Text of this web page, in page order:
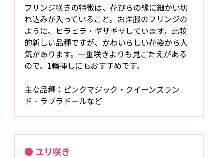
フリンジ咲きの特徴は、花びらの縁に細かい切
れ込みが入っていること。お洋服のフリンジの
ように、ヒラヒラ・ギザギザしています。比較
的新しい品種ですが、かわいらしい花姿から人
気があります。一重咲きよりも見ごたえがある
ので、1輪挿しにもおすすめです。
主な品種：ピンクマジック・クイーンズラン
ド・ラブラドールなど
● ユリ咲き